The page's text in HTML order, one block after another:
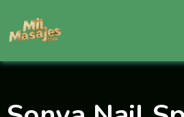
contenido